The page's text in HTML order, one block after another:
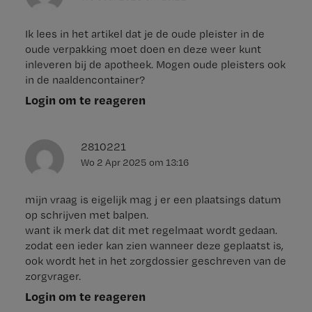
Ik lees in het artikel dat je de oude pleister in de
oude verpakking moet doen en deze weer kunt
inleveren bij de apotheek. Mogen oude pleisters ook
in de naaldencontainer?
Login om te reageren
2810221
Wo 2 Apr 2025 om 13:16
mijn vraag is eigelijk mag j er een plaatsings datum
op schrijven met balpen.
want ik merk dat dit met regelmaat wordt gedaan.
zodat een ieder kan zien wanneer deze geplaatst is,
ook wordt het in het zorgdossier geschreven van de
zorgvrager.
Login om te reageren